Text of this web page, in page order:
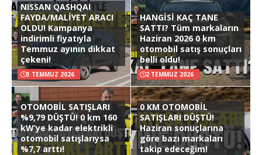
NISSAN QASHQAI
FAYDA/MALİYET ARACI
OLDU! Kampanya
indirimli fiyatıyla
Temmuz ayının dikkat
çekeni!
3 TEMMUZ 2026
HANGİSİ KAÇ TANE
SATTI? Tüm markaların
Haziran 2026 0 km
otomobil satış sonuçları
belli oldu!
2 TEMMUZ 2026
OTOMOBİL SATIŞLARI
%9,79 DÜŞTÜ! 0 km 160
kW’ye kadar elektrikli
otomobil satışlarıysa
%7,7 arttı!
0 KM OTOMOBİL
SATIŞLARI DÜŞTÜ!
Haziran sonuçlarına
göre bazı markaları
takip edeceğim!